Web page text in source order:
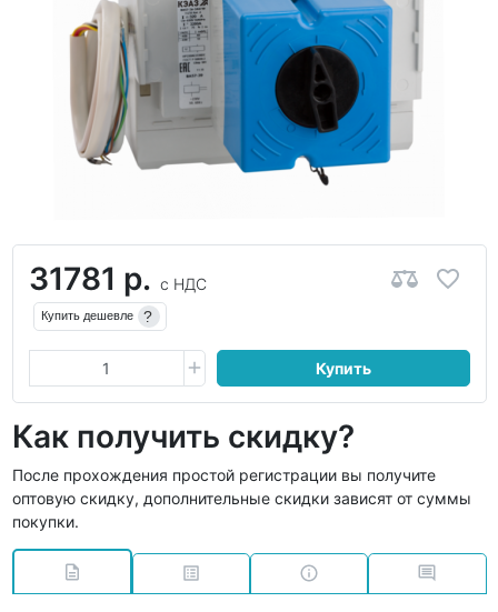
31781 р. с НДС
Купить дешевле ?
Купить
Как получить скидку?
После прохождения простой регистрации вы получите
оптовую скидку, дополнительные скидки зависят от суммы
покупки.